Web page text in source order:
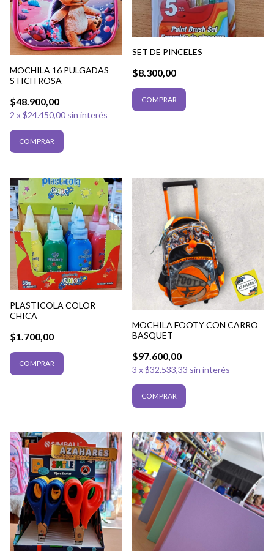
MOCHILA 16 PULGADAS
STICH ROSA
$48.900,00
2 x$24.450,00 sin interés
SET DE PINCELES
$8.300,00
PLASTICOLA COLOR
CHICA
$1.700,00
MOCHILA FOOTY CON CARRO
BASQUET
$97.600,00
3 x$32.533,33 sin interés